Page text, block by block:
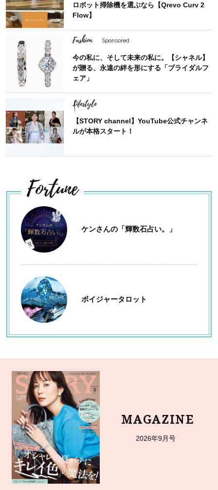
ロボット掃除機を選ぶなら【Qrevo Curv 2
Flow】
Fashion Sponsored
今の私に、そして未来の私に。【シャネル】
が贈る、永遠の絆を形にする「ブライダルフ
ェア」
Lifestyle
【STORY channel】YouTube公式チャンネ
ルが本格スタート！
Fortune
ケンさんの「輝数石占い。」
ボイジャータロット
MAGAZINE
2026年9月号